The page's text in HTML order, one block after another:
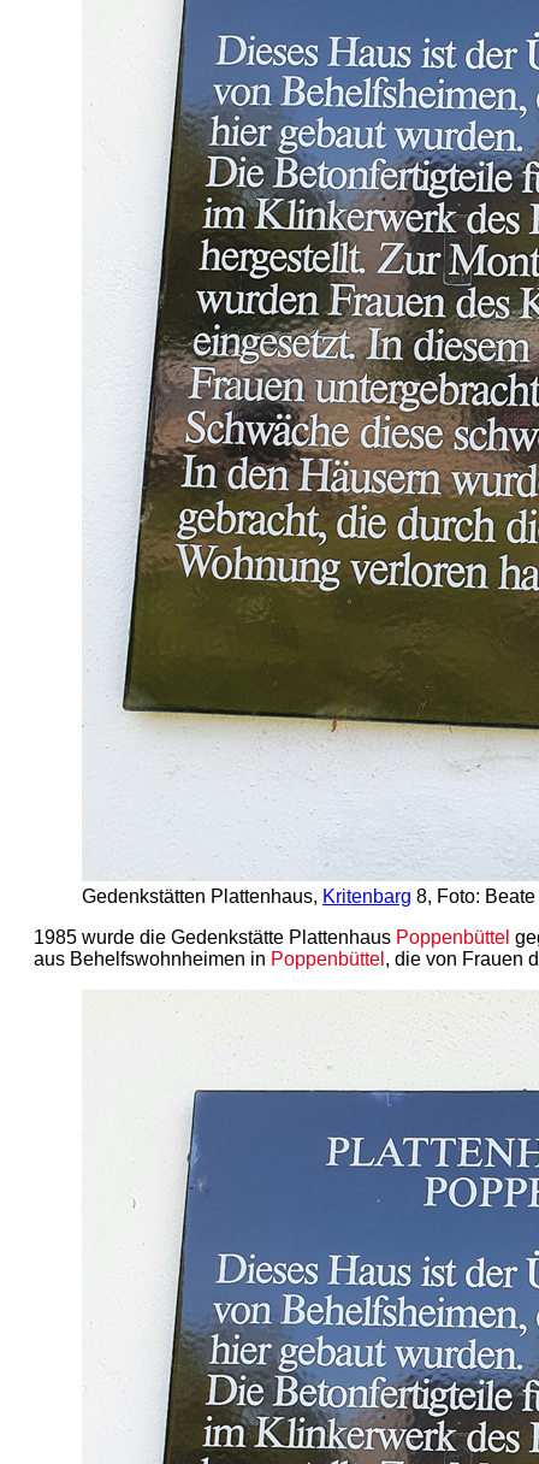
Gedenkstätten Plattenhaus, Kritenbarg 8, Foto:
1985 wurde die Gedenkstätte Plattenhaus Poppenbüttel
aus Behelfswohnheimen in Poppenbüttel , die von Frauen